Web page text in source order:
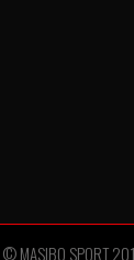
© MASIBO SPORT